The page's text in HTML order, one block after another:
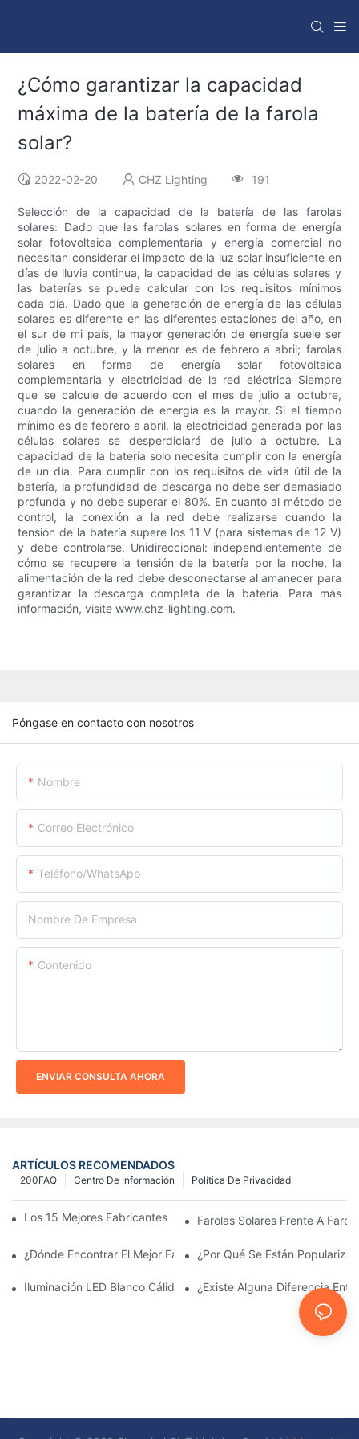
¿Cómo garantizar la capacidad
máxima de la batería de la farola
solar?
2022-02-20 CHZ Lighting 191
Selección de la capacidad de la batería de las farolas
solares: Dado que las farolas solares en forma de energía
solar fotovoltaica complementaria y energía comercial no
necesitan considerar el impacto de la luz solar insuficiente en
días de lluvia continua, la capacidad de las células solares y
las baterías se puede calcular con los requisitos mínimos
cada día. Dado que la generación de energía de las células
solares es diferente en las diferentes estaciones del año, en
el sur de mi país, la mayor generación de energía suele ser
de julio a octubre, y la menor es de febrero a abril; farolas
solares en forma de energía solar fotovoltaica
complementaria y electricidad de la red eléctrica Siempre
que se calcule de acuerdo con el mes de julio a octubre,
cuando la generación de energía es la mayor. Si el tiempo
mínimo es de febrero a abril, la electricidad generada por las
células solares se desperdiciará de julio a octubre. La
capacidad de la batería solo necesita cumplir con la energía
de un día. Para cumplir con los requisitos de vida útil de la
batería, la profundidad de descarga no debe ser demasiado
profunda y no debe superar el 80%. En cuanto al método de
control, la conexión a la red debe realizarse cuando la
tensión de la batería supere los 11 V (para sistemas de 12 V)
y debe controlarse. Unidireccional: independientemente de
cómo se recupere la tensión de la batería por la noche, la
alimentación de la red debe desconectarse al amanecer para
garantizar la descarga completa de la batería. Para más
información, visite www.chz-lighting.com.
Póngase en contacto con nosotros
Nombre
Correo Electrónico
Teléfono/WhatsApp
Nombre De Empresa
Contenido
ENVIAR CONSULTA AHORA
ARTÍCULOS RECOMENDADOS
Política De Privacidad
Centro De Información
200FAQ
Los 15 Mejores Fabricantes De Farolas Solares Del Mundo
Farolas Solares Frente A
¿Dónde Encontrar El Mejor Fabricante De Farolas Solares?
¿Por Qué Se Están
Iluminación LED Blanco Cálido Vs. Blanco Suave
¿Existe Alguna Diferencia